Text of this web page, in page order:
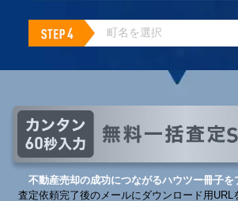
不動産売却の成功につながるハウツー冊子を
査定依頼完了後のメールにダウンロード用URL